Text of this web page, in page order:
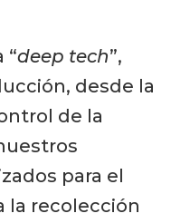
“deep tech”,
desde la
de la
para el
la recolección